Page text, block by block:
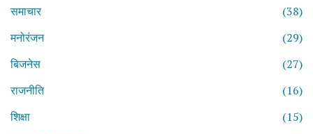
समाचार
(38)
मनोरंजन
(29)
बिजनेस
(27)
राजनीति
(16)
शिक्षा
(15)